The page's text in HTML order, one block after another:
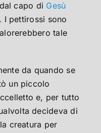
capo di Gesù
I pettirossi sono
tale
da quando se
un piccolo
e, per tutto
decideva di
creatura per